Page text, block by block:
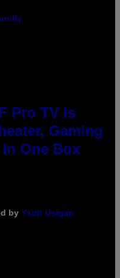
Pro TV Is
Gaming
One Box
by Ysolt Usigan